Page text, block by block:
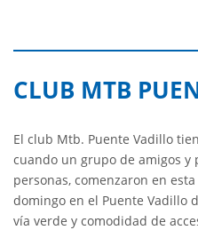
CLUB MTB
El club Mtb. Puente Vadillo
cuando un grupo de amigos
personas, comenzaron en
domingo en el Puente Vadillo
vía verde y comodidad de